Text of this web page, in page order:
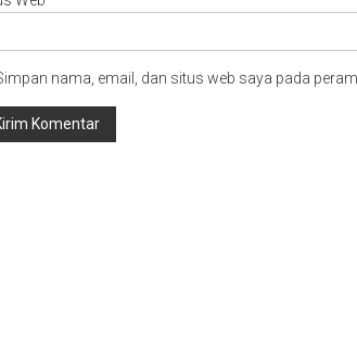
nama, email, dan situs web saya pada